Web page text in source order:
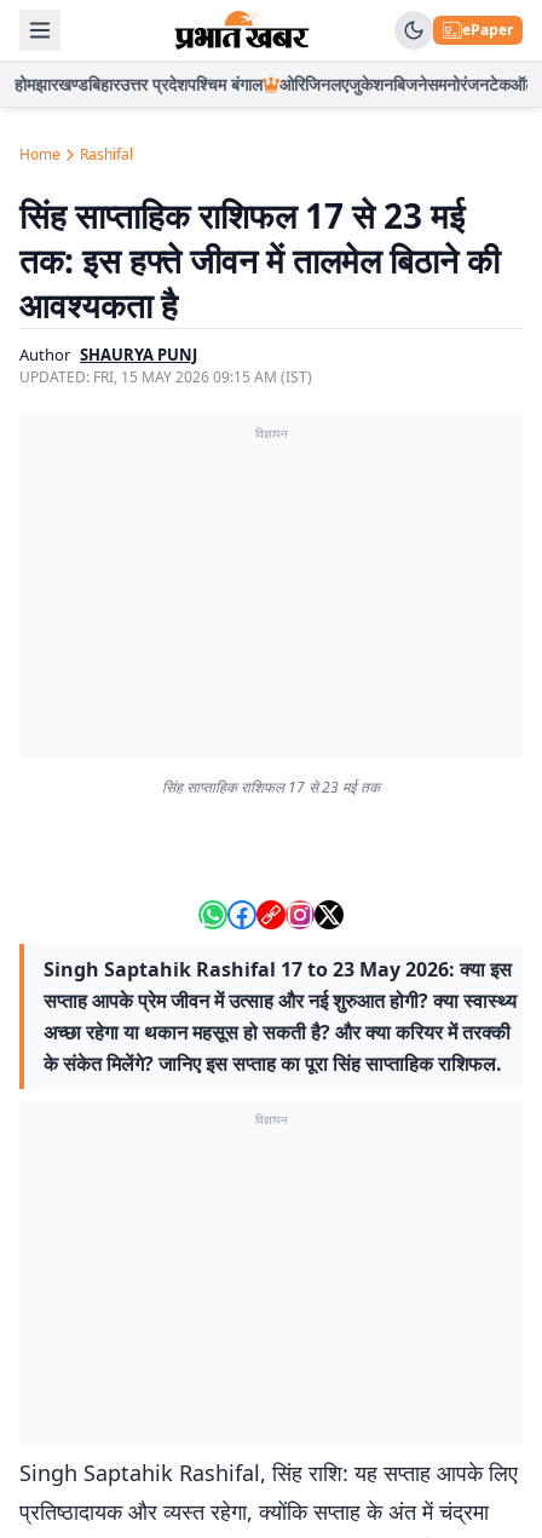
ePaper
होमझारखण्डबिहारउत्तर प्रदेशपश्चिम बंगाल ओरिजिनलएजुकेशनबिजनेसमनोरंजनटेकऑटो
Home Rashifal
सिंह साप्ताहिक राशिफल 17 से 23 मई
तक: इस हफ्ते जीवन में तालमेल बिठाने की
आवश्यकता है
Author SHAURYA PUNJ
UPDATED: FRI, 15 MAY 2026 09:15 AM (IST)
विज्ञापन
सिंह साप्ताहिक राशिफल 17 से 23 मई तक
Singh Saptahik Rashifal 17 to 23 May 2026: क्या इस
सप्ताह आपके प्रेम जीवन में उत्साह और नई शुरुआत होगी? क्या स्वास्थ्य
अच्छा रहेगा या थकान महसूस हो सकती है? और क्या करियर में तरक्की
के संकेत मिलेंगे? जानिए इस सप्ताह का पूरा सिंह साप्ताहिक राशिफल.
विज्ञापन
Singh Saptahik Rashifal, सिंह राशि: यह सप्ताह आपके लिए
प्रतिष्ठादायक और व्यस्त रहेगा, क्योंकि सप्ताह के अंत में चंद्रमा